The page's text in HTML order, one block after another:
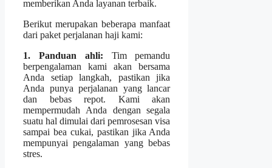
memberikan Anda layanan terbaik.
Berikut merupakan beberapa manfaat
dari paket perjalanan haji kami:
1. Panduan ahli: Tim pemandu
berpengalaman kami akan bersama
Anda setiap langkah, pastikan jika
Anda punya perjalanan yang lancar
dan bebas repot. Kami akan
mempermudah Anda dengan segala
suatu hal dimulai dari pemrosesan visa
sampai bea cukai, pastikan jika Anda
mempunyai pengalaman yang bebas
stres.